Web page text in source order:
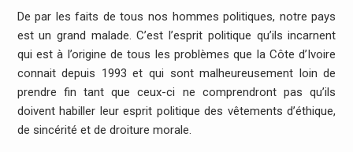
De par les faits de tous nos hommes politiques, notre pays
est un grand malade. C’est l’esprit politique qu’ils incarnent
qui est à l’origine de tous les problèmes que la Côte d’Ivoire
connait depuis 1993 et qui sont malheureusement loin de
prendre fin tant que ceux-ci ne comprendront pas qu’ils
doivent habiller leur esprit politique des vêtements d’éthique,
de sincérité et de droiture morale.